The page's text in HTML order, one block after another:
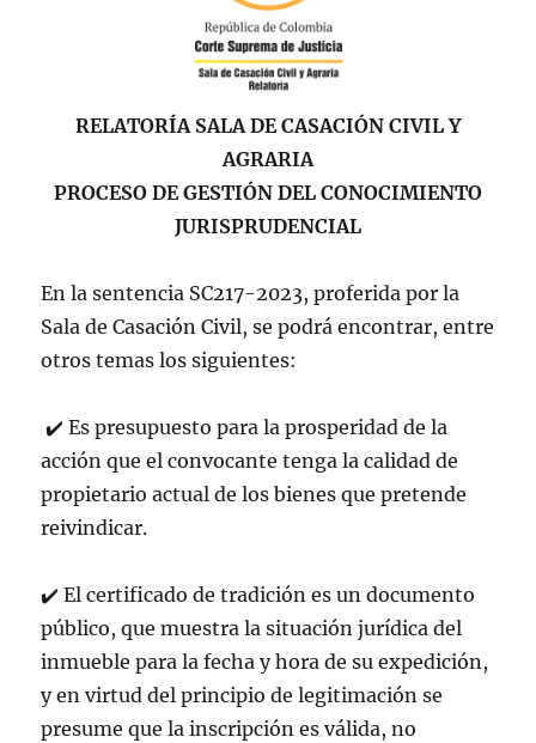
RELATORÍA SALA DE CASACIÓN CIVIL Y
AGRARIA
PROCESO DE GESTIÓN DEL CONOCIMIENTO
JURISPRUDENCIAL
En la sentencia SC217-2023, proferida por la
Sala de Casación Civil, se podrá encontrar, entre
otros temas los siguientes:
✔ ️Es presupuesto para la prosperidad de la
acción que el convocante tenga la calidad de
propietario actual de los bienes que pretende
reivindicar.
✔ ️El certificado de tradición es un documento
público, que muestra la situación jurídica del
inmueble para la fecha y hora de su expedición,
y en virtud del principio de legitimación se
presume que la inscripción es válida, no